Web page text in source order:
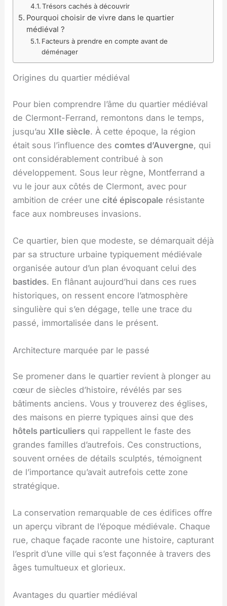
Trésors cachés à découvrir
Pourquoi choisir de vivre dans le quartier
médiéval ?
Facteurs à prendre en compte avant de
déménager
Origines du quartier médiéval
Pour bien comprendre l’âme du quartier médiéval
de Clermont-Ferrand, remontons dans le temps,
jusqu’auXIIe siècle. À cette époque, la région
était sous l’influence descomtes d’Auvergne, qui
ont considérablement contribué à son
développement. Sous leur règne, Montferrand a
vu le jour aux côtés de Clermont, avec pour
ambition de créer unecité épiscopale résistante
face aux nombreuses invasions.
Ce quartier, bien que modeste, se démarquait déjà
par sa structure urbaine typiquement médiévale
organisée autour d’un plan évoquant celui des
bastides. En flânant aujourd’hui dans ces rues
historiques, on ressent encore l’atmosphère
singulière qui s’en dégage, telle une trace du
passé, immortalisée dans le présent.
Architecture marquée par le passé
Se promener dans le quartier revient à plonger au
cœur de siècles d’histoire, révélés par ses
bâtiments anciens. Vous y trouverez des églises,
des maisons en pierre typiques ainsi que des
hôtels particuliers qui rappellent le faste des
grandes familles d’autrefois. Ces constructions,
souvent ornées de détails sculptés, témoignent
de l’importance qu’avait autrefois cette zone
stratégique.
La conservation remarquable de ces édifices offre
un aperçu vibrant de l’époque médiévale. Chaque
rue, chaque façade raconte une histoire, capturant
l’esprit d’une ville qui s’est façonnée à travers des
âges tumultueux et glorieux.
Avantages du quartier médiéval